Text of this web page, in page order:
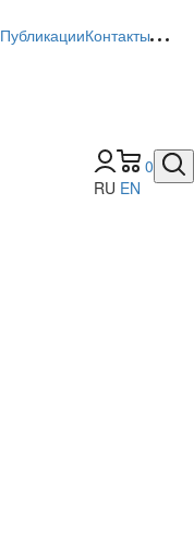
ПубликацииКонтакты
0
RU EN